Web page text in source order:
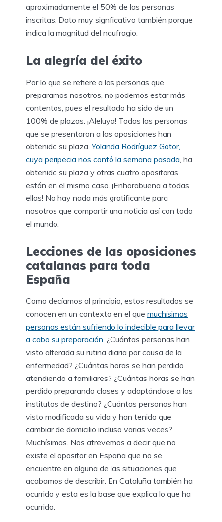
aproximadamente el 50% de las personas
inscritas. Dato muy signficativo también porque
indica la magnitud del naufragio.
La alegría del éxito
Por lo que se refiere a las personas que
preparamos nosotros, no podemos estar más
contentos, pues el resultado ha sido de un
100% de plazas. ¡Aleluya! Todas las personas
que se presentaron a las oposiciones han
obtenido su plaza.Yolanda Rodríguez Gotor,
cuya peripecia nos contó la semana pasada , ha
obtenido su plaza y otras cuatro opositoras
están en el mismo caso. ¡Enhorabuena a todas
ellas! No hay nada más gratificante para
nosotros que compartir una noticia así con todo
el mundo.
Lecciones de las oposiciones
catalanas para toda
España
Como decíamos al principio, estos resultados se
conocen en un contexto en el que muchísimas
personas están sufriendo lo indecible para llevar
a cabo su preparación . ¿Cuántas personas han
visto alterada su rutina diaria por causa de la
enfermedad? ¿Cuántas horas se han perdido
atendiendo a familiares? ¿Cuántas horas se han
perdido preparando clases y adaptándose a los
institutos de destino? ¿Cuántas personas han
visto modificada su vida y han tenido que
cambiar de domicilio incluso varias veces?
Muchísimas. Nos atrevemos a decir que no
existe el opositor en España que no se
encuentre en alguna de las situaciones que
acabamos de describir. En Cataluña también ha
ocurrido y esta es la base que explica lo que ha
ocurrido.